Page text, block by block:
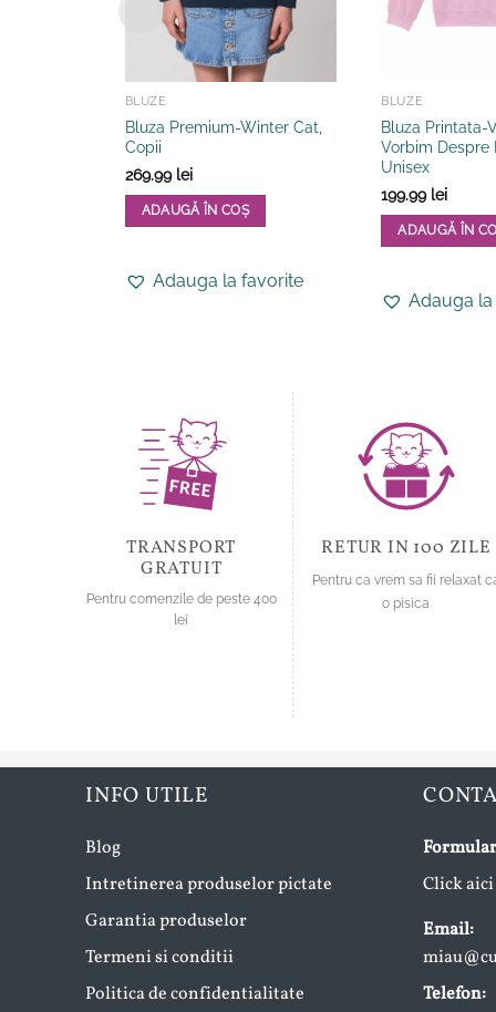
BLUZE
Bluza Premium-Winter Cat,
Copii
269.99 lei
ADAUGĂ ÎN COȘ
are
alese
produsului.
Adauga la favorite
BLUZE
Bluza Printata-
Vorbim Despre
Unisex
199.99 lei
ADAUGĂ ÎN
are
pot
fi
în
pagina
Adauga
TRANSPORT
GRATUIT
Pentru comenzile de peste 400
lei
RETUR IN 100 ZILE
Pentru ca vrem sa fii relaxat
o pisica
INFO UTILE
Blog
Intretinerea produselor pictate
Garantia produselor
Termeni si conditii
Politica de confidentialitate
Click aici
Email:
Telefon: